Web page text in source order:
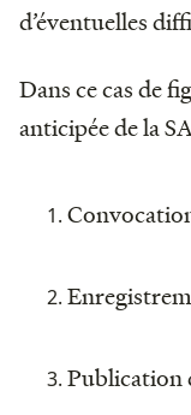
d’éventuelles
Dans ce cas de
anticipée de la
Publication